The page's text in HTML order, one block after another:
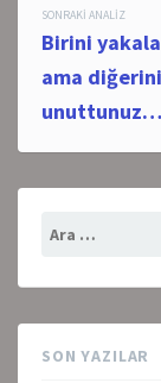
Post
SONRAKI ANALIZ
Birini
ama diğerini
unuttunuz…
SON YAZILAR